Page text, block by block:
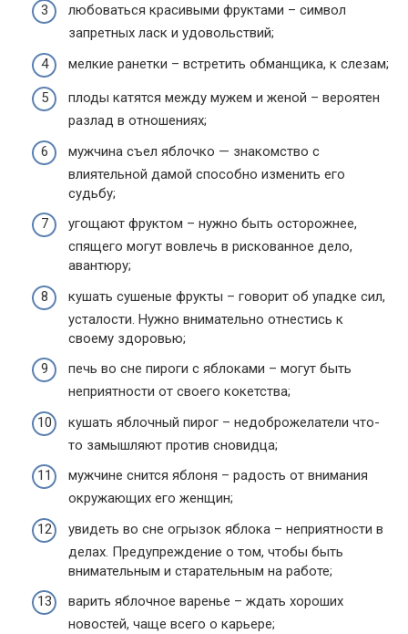
любоваться красивыми фруктами – символ
запретных ласк и удовольствий;
мелкие ранетки – встретить обманщика, к слезам;
плоды катятся между мужем и женой – вероятен
разлад в отношениях;
мужчина съел яблочко — знакомство с
влиятельной дамой способно изменить его
судьбу;
угощают фруктом – нужно быть осторожнее,
спящего могут вовлечь в рискованное дело,
авантюру;
кушать сушеные фрукты – говорит об упадке сил,
усталости. Нужно внимательно отнестись к
своему здоровью;
печь во сне пироги с яблоками – могут быть
неприятности от своего кокетства;
кушать яблочный пирог – недоброжелатели что-
то замышляют против сновидца;
мужчине снится яблоня – радость от внимания
окружающих его женщин;
увидеть во сне огрызок яблока – неприятности в
делах. Предупреждение о том, чтобы быть
внимательным и старательным на работе;
варить яблочное варенье – ждать хороших
новостей, чаще всего о карьере;